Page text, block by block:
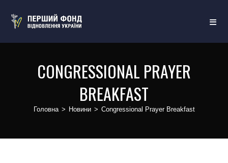
CONGRESSIONAL PRAYER
BREAKFAST
Головна > Новини > Congressional Prayer Breakfast